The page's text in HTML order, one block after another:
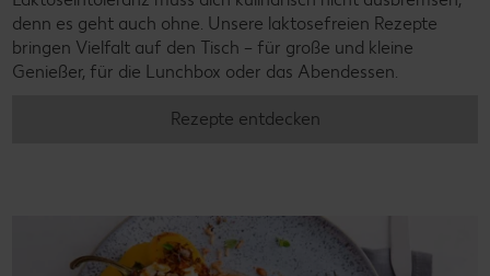
denn es geht auch ohne. Unsere laktosefreien Rezepte
bringen Vielfalt auf den Tisch – für große und kleine
Genießer, für die Lunchbox oder das Abendessen.
Rezepte entdecken